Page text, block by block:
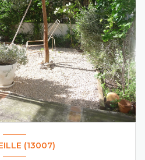
(13007)